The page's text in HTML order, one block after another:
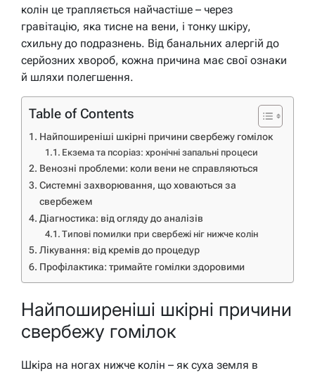
колін це трапляється найчастіше – через
гравітацію, яка тисне на вени, і тонку шкіру,
схильну до подразнень. Від банальних алергій до
серйозних хвороб, кожна причина має свої ознаки
й шляхи полегшення.
Table of Contents
Найпоширеніші шкірні причини свербежу гомілок
Екзема та псоріаз: хронічні запальні процеси
Венозні проблеми: коли вени не справляються
Системні захворювання, що ховаються за
свербежем
Діагностика: від огляду до аналізів
Типові помилки при свербежі ніг нижче колін
Лікування: від кремів до процедур
Профілактика: тримайте гомілки здоровими
Найпоширеніші шкірні причини
свербежу гомілок
Шкіра на ногах нижче колін – як суха земля в